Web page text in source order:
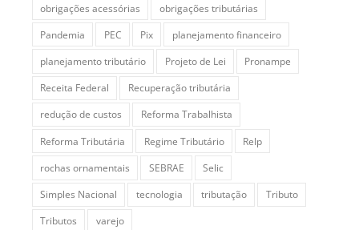
obrigações acessórias
obrigações tributárias
Pandemia
PEC Pix
planejamento financeiro
planejamento tributário
Projeto de Lei
Pronampe
Receita Federal
Recuperação tributária
redução de custos
Reforma Trabalhista
Reforma Tributária
Regime Tributário
Relp
rochas ornamentais
SEBRAE
Selic
Simples Nacional
tecnologia tributação
Tributo
Tributos
varejo